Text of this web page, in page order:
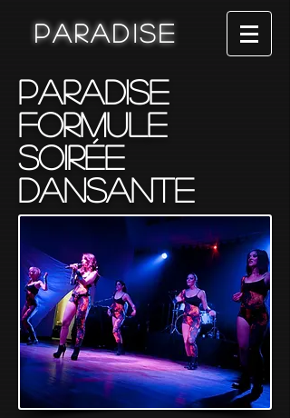
Paradise
Paradise
Formule
Soirée
dansante